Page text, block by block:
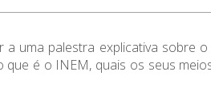
uma palestra explicativa sobre
é o INEM, quais os seus